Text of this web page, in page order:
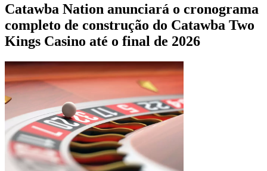
Catawba Nation anunciará o cronograma
completo de construção do Catawba Two
Kings Casino até o final de 2026